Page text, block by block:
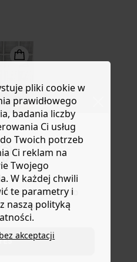
be redirected to
?
Małe szlufki. Wiązanie
Ta sukienka damska
pochodzącej z pulpy
w sposób
Damska kurtka 100% skóra
pliki cookie w
prawidłowego
badania liczby
Ci usług
Twoich potrzeb
Ci reklam na
Twojego
W każdej chwili
te parametry i
naszą polityką
akceptacji